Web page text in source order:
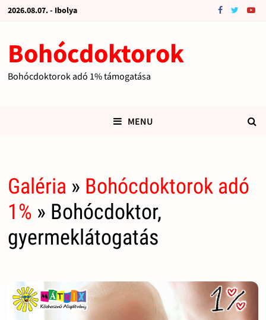
2026.08.07. - Ibolya
Bohócdoktorok
Bohócdoktorok adó 1% támogatása
MENU
Galéria » Bohócdoktorok adó
1% » Bohócdoktor,
gyermeklátogatás